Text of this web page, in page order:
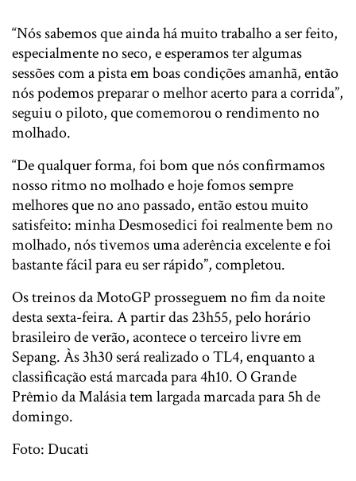
“Nós sabemos que ainda há muito trabalho a ser feito,
especialmente no seco, e esperamos ter algumas
sessões com a pista em boas condições amanhã, então
nós podemos preparar o melhor acerto para a corrida”,
seguiu o piloto, que comemorou o rendimento no
molhado.
“De qualquer forma, foi bom que nós confirmamos
nosso ritmo no molhado e hoje fomos sempre
melhores que no ano passado, então estou muito
satisfeito: minha Desmosedici foi realmente bem no
molhado, nós tivemos uma aderência excelente e foi
bastante fácil para eu ser rápido”, completou.
Os treinos da MotoGP prosseguem no fim da noite
desta sexta-feira. A partir das 23h55, pelo horário
brasileiro de verão, acontece o terceiro livre em
Sepang. Às 3h30 será realizado o TL4, enquanto a
classificação está marcada para 4h10. O Grande
Prêmio da Malásia tem largada marcada para 5h de
domingo.
Foto: Ducati